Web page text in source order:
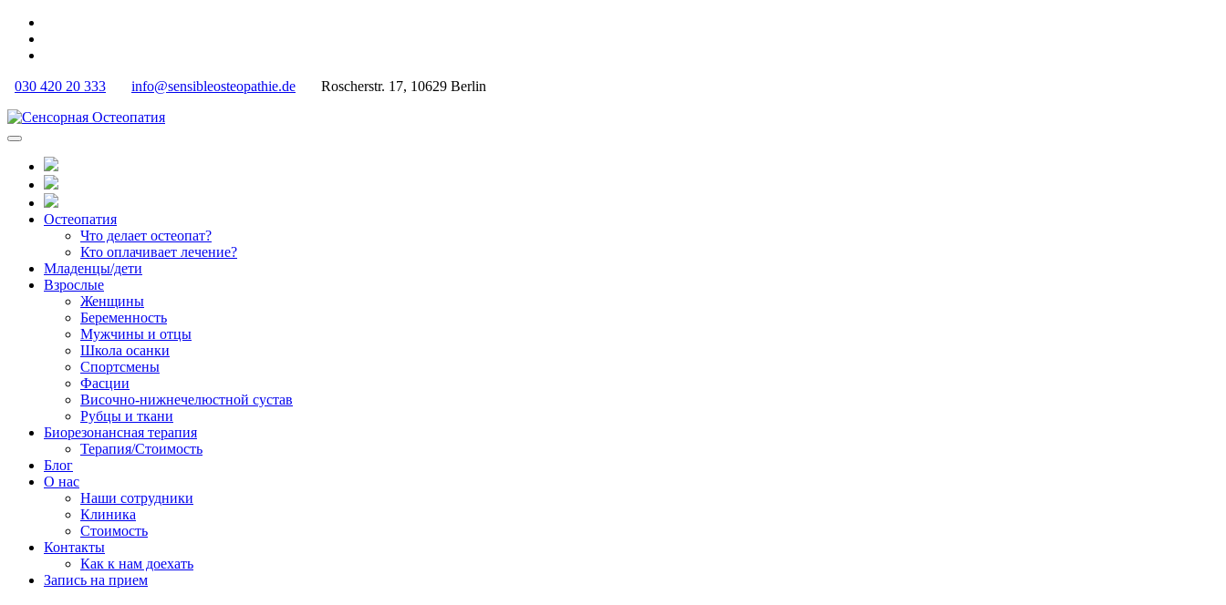
Skip
content
030 420 20 333 info@sensibleosteopathie.de Roscherstr. 17, 10629 Berlin
Остеопатия
Что делает остеопат?
Кто оплачивает лечение?
Младенцы/дети
Взрослые
Женщины
Беременность
Мужчины и отцы
Школа осанки
Спортсмены
Фасции
Височно-нижнечелюстной сустав
Рубцы и ткани
Биорезонансная терапия
Терапия/Стоимость
Блог
О нас
Наши сотрудники
Клиника
Стоимость
Контакты
Как к нам доехать
Запись на прием